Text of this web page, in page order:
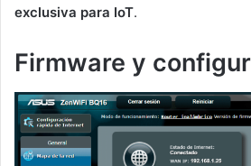
exclusiva para IoT.
Firmware y